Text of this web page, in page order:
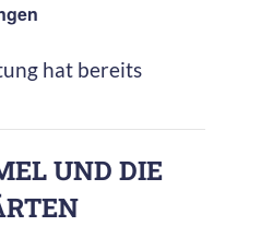
hat bereits
UND DIE